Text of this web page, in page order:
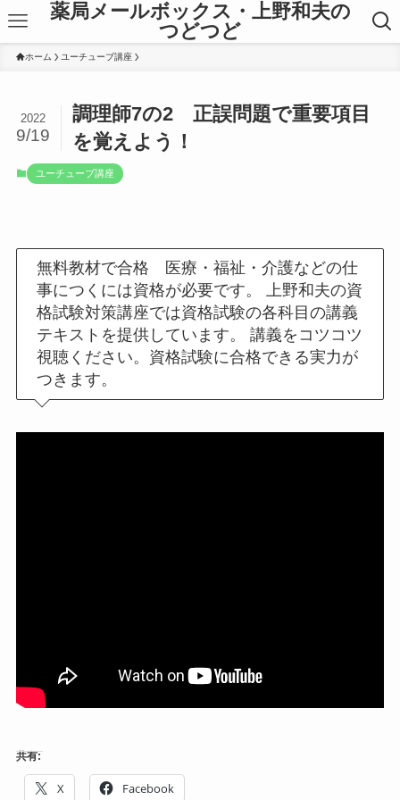
薬局メールボックス・上野和夫の
つどつど
ホーム ユーチューブ講座
調理師7の2 正誤問題で重要項目
を覚えよう！
2022
9/19
ユーチューブ講座
無料教材で合格 医療・福祉・介護などの仕
事につくには資格が必要です。 上野和夫の資
格試験対策講座では資格試験の各科目の講義
テキストを提供しています。 講義をコツコツ
視聴ください。資格試験に合格できる実力が
つきます。
共有:
X Facebook